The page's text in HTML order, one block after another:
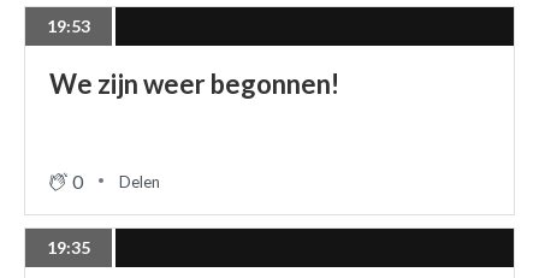
19:53
We zijn weer begonnen!
0 Delen
19:35